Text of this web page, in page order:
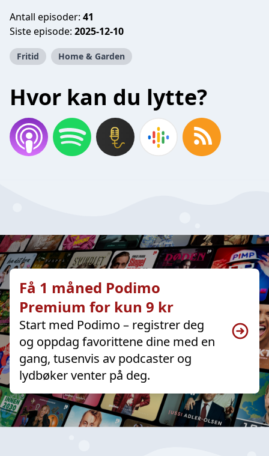
Antall episoder: 41
Siste episode: 2025-12-10
Fritid Home & Garden
Hvor kan du lytte?
Få 1 måned Podimo
Premium for kun 9 kr
Start med Podimo – registrer deg
og oppdag favorittene dine med en
gang, tusenvis av podcaster og
lydbøker venter på deg.